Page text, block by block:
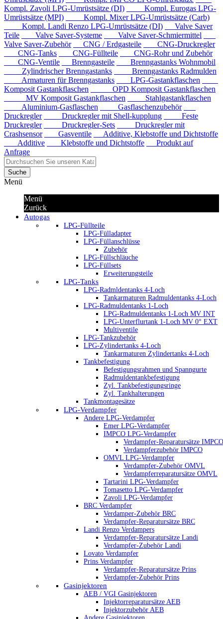
Kompl. Zavoli LPG-Umrüstsätze (DI)
Kompl. Eurogas LPG-
Umrüstsätze (MPI)
Kompl. Mixer LPG-Umrüstsätze (Carb)
Kompl. Landi Renzo LPG-Umrüstsätze (DI)
Valve Saver
Teile
Valve Saver-Systeme
Valve Saver-Schmiermittel
Valve Saver-Zubehör
CNG / Erdgasteile
CNG-Druckregler
CNG-Tanks
CNG-Füllteile
CNG-Rohr und Zubehör
CNG-Ventile
Brenngasteile
Brenngastanks Wohnmobil
Zylindrischer Brenngastanks
Brenngastanks Radmulden
Armaturen für Brenngastanks
LPG-Gastankflaschen
Komposit Gastankflaschen
OPD Komposit Gastankflaschen
MV Komposit Gastankflaschen
Stahlgastankflaschen
Aluminium-Gasflaschen
Gasflaschenzubehör
Druckregler
Druckregler mit Shell-kupplung
Feste
Druckregler
Druckregler-Sets
Druckregler mit
Crashsensor
Gasventile
Additive, Klebstoffe und Dichtstoffe
Additive
Klebstoffe und Dichtstoffe
Produkt auf
Anfrage
Suche
Menü
Menü
Zurück
Autogas
LPG-Füllteile
LPG-Fülladapter
LPG-Füllanschlüsse
Zubehör
LPG-Füllschläuche
LPG-Füllsets
Erweiterungsteile
LPG-Tanks
LPG-Radmldentanks 4-Loch
Tankarmaturen Radmuldentanks 4-Loch
LPG-Radmuldentanks 1-Loch
LPG-Radmuldentanks 1-Loch MV INT
LPG-Unterflurtank 1-Loch MV 0° EXT
Multiventile
LPG-Tankzubehör
LPG-Zylindertanks 4-Loch
Tankarmaturen Zylindertanks 4-Loch
Tankbefestigung
Befestigungsrahmen und Spanngurte
Radmuldentankbefestigung
Zyl. Tankbefestigungsringe
Zyl. Tankhalterungen
Tankmontagesätze
LPG-Verdampfer
Andere LPG-Verdampfer
Emer LPG-Verdampfer
IMPCO LPG-Verdampfer
Verdampfer-Reparatursätze IMPCO
Verdampferzubehör IMPCO
OMVL LPG-Verdampfer
Verdampfer-Zubehör OMVL
Verdampferreparatursätze OMVL
Tartarini LPG-Verdampfer
Tomasetto LPG-Verdampfer
Zavoli LPG-Verdampfer
BRC Verdampfer
Verdamper-Zubehör BRC
Verdampfer-Reparatursätze BRC
Landi Renzo Verdampers
Verdampfer-Reparatursätze Landi
Verdampfer-Zubehör Landi
Lovato Verdampfer
Prins Verdampfer
Verdampfer-Reparatursätze Prins
Verdampfer-Zubehör Prins
Gasinjektoren
AEB / VGI Gasinjektoren
Injektorreparatursätze AEB
Injektorzubehör AEB